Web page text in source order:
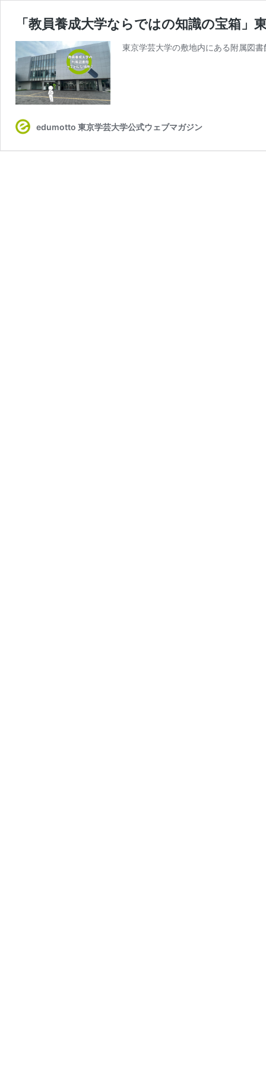
「教員養成大学ならではの知識の宝箱」
東京学芸大学の敷地内にある附属図
edumotto 東京学芸大学公式ウェブマガジン